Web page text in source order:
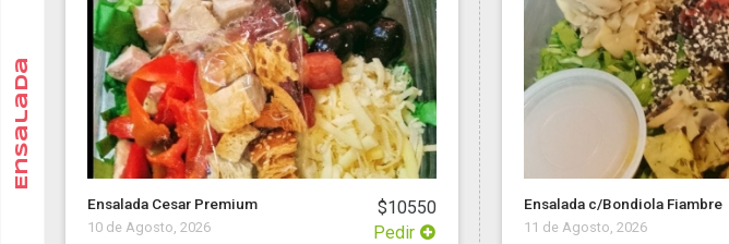
Ensalada
Ensalada Cesar Premium $10550
10 de Agosto, 2026 Pedir
Ensalada c/Bondiola Fiambre
11 de Agosto, 2026